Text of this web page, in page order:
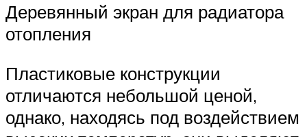
Деревянный экран для радиатора
отопления
Пластиковые конструкции
отличаются небольшой ценой,
однако, находясь под воздействием